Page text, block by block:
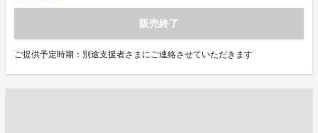
販売終了
ご提供予定時期：別途支援者さまにご連絡させていただきます